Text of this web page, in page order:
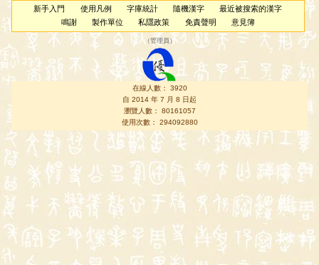
新手入門 使用凡例 字庫統計 隨機漢字
最近被搜索的漢字
鳴謝
製作單位 私隱政策 免責聲明 意見簿
（管理員 ）
在線人數： 3920
自 2014 年 7 月 8 日起
瀏覽人數： 80161057
使用次數： 294092880